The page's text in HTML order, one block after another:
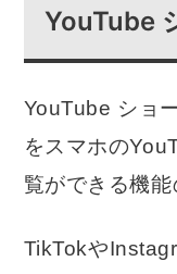
YouTube
YouTube ショ
をスマホの
覧ができる機能
TikTokや